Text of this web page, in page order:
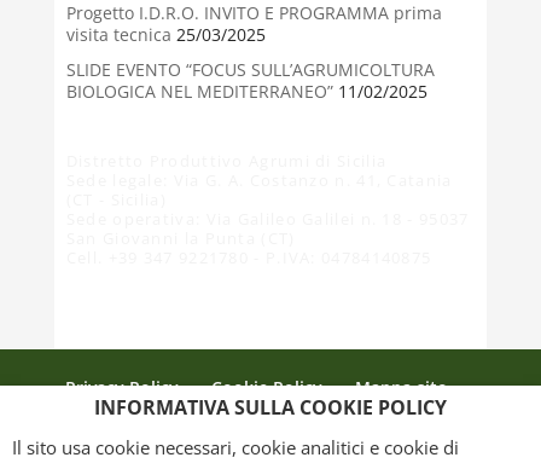
Progetto I.D.R.O. INVITO E PROGRAMMA prima
visita tecnica 25/03/2025
SLIDE EVENTO “FOCUS SULL’AGRUMICOLTURA
BIOLOGICA NEL MEDITERRANEO”11/02/2025
Privacy Policy Cookie Policy
Mappa sito
INFORMATIVA SULLA COOKIE POLICY
Il sito usa cookie necessari, cookie analitici e cookie di